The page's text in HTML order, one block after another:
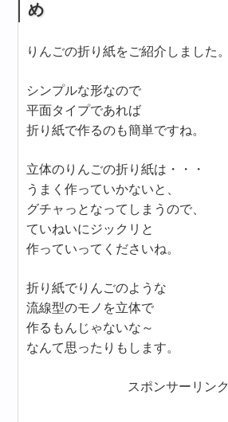
め
りんごの折り紙をご紹介しました。
シンプルな形なので
平面タイプであれば
折り紙で作るのも簡単ですね。
立体のりんごの折り紙は・・・
うまく作っていかないと、
グチャっとなってしまうので、
ていねいにジックリと
作っていってくださいね。
折り紙でりんごのような
流線型のモノを立体で
作るもんじゃないな～
なんて思ったりもします。
スポンサーリンク